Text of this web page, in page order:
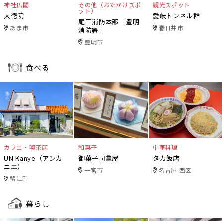
神社仏閣
大徳院
あま市
その他（おでかけスポ
ット）
尾三消防本部「豊明
消防署」
豊明市
観光スポット
愛岐トンネル群
春日井市
食べる
カフェ・喫茶店
UN Kanye（アンカ
ニエ）
蟹江町
和菓子
御菓子司亀屋
一宮市
中華料理
タカ飯店
名古屋 西区
暮らし